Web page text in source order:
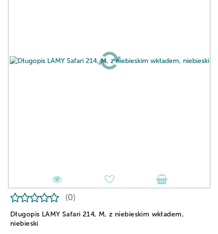
Długopis LAMY Safari 214, M, z niebieskim wkładem,
niebieski
(0)